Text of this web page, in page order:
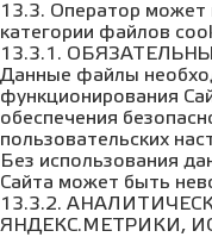
13.3. Оператор может
категории файлов
13.3.1.
Данные файлы
функционирования
обеспечения
пользовательских
Без использования
Сайта может быть
13.3.2.
ЯНДЕКС.МЕТРИКИ,